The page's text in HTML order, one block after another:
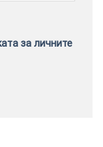
за личните